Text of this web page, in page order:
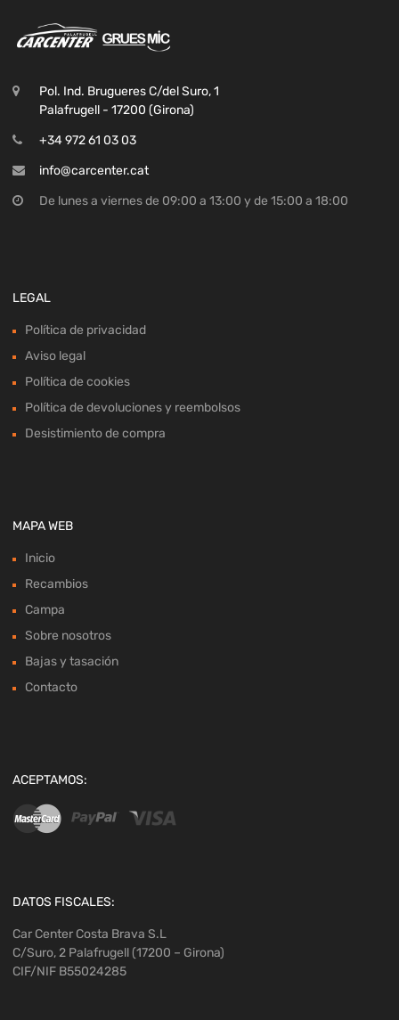
Pol. Ind. Brugueres C/del Suro, 1
Palafrugell - 17200 (Girona)
+34 972 61 03 03
info@carcenter.cat
De lunes a viernes de 09:00 a 13:00 y de 15:00 a 18:00
LEGAL
Política de privacidad
Aviso legal
Política de cookies
Política de devoluciones y reembolsos
Desistimiento de compra
MAPA WEB
Inicio
Recambios
Campa
Sobre nosotros
Bajas y tasación
Contacto
ACEPTAMOS:
DATOS FISCALES:
Car Center Costa Brava S.L
C/Suro, 2 Palafrugell (17200 – Girona)
CIF/NIF B55024285